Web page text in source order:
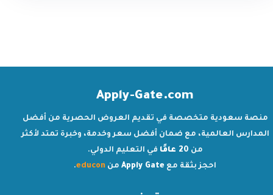
Apply-Gate.com
منصة سعودية متخصصة في تقديم العروض الحصرية من أفضل
المدارس العالمية، مع ضمان أفضل سعر وخدمة، وخبرة تمتد لأكثر
من 20 عامًا
في التعليم الدولي.
احجز بثقة مع Apply Gate من educon
.